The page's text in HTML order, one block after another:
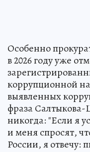
Особенно
в 2026 году уже
коррупционной
выявленных
фраза
никогда: "Если я
и меня спросят,
России, я отвечу: